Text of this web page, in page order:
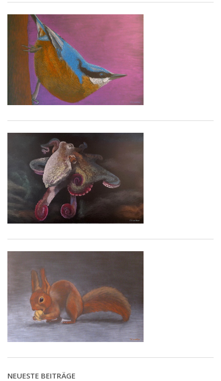
NEUESTE BEITRÄGE